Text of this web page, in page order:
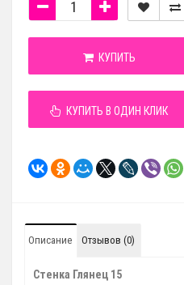
КУПИТЬ
КУПИТЬ В ОДИН КЛИК
Описание Отзывов (0)
Стенка Глянец 15